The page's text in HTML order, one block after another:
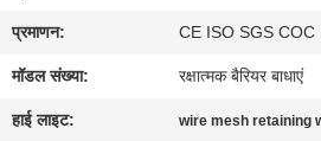
हमसे
संपर्क
करें
प्रमाणन: CE ISO SGS COC
मॉडल संख्या: रक्षात्मक बैरियर बाधाएं
हाई लाइट: wire mesh retaining